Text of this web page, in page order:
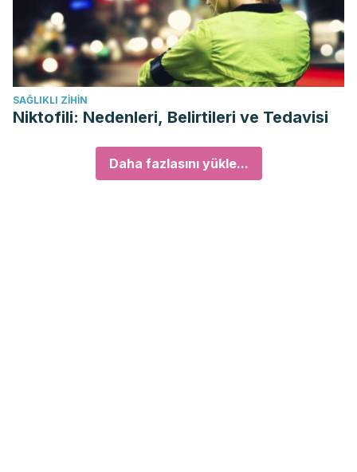
SAĞLIKLI ZIHIN
Niktofili: Nedenleri, Belirtileri ve Tedavisi
Daha fazlasını yükle...